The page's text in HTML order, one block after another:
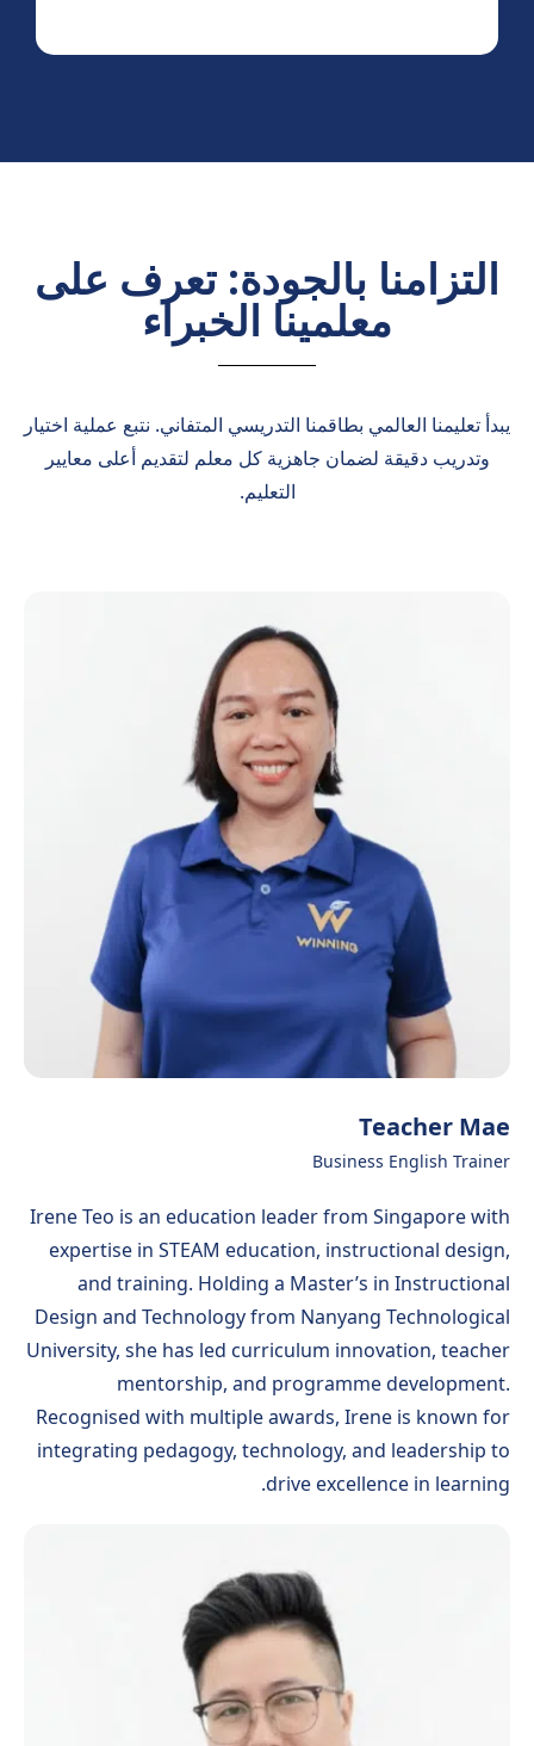
التزامنا بالجودة: تعرف على
معلمينا الخبراء
يبدأ تعليمنا العالمي بطاقمنا التدريسي المتفاني. نتبع عملية اختيار
وتدريب دقيقة لضمان جاهزية كل معلم لتقديم أعلى معايير
التعليم.
Teacher Mae
Business English Trainer
Irene Teo is an education leader from Singapore with
expertise in STEAM education, instructional design,
and training. Holding a Master’s in Instructional
Design and Technology from Nanyang Technological
University, she has led curriculum innovation, teacher
mentorship, and programme development.
Recognised with multiple awards, Irene is known for
integrating pedagogy, technology, and leadership to
drive excellence in learning.